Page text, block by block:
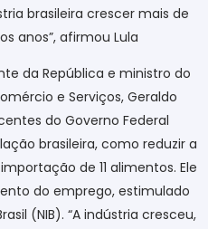
brasileira crescer mais de
anos”, afirmou Lula
da República e ministro do
e Serviços, Geraldo
do Governo Federal
brasileira, como reduzir a
de 11 alimentos. Ele
do emprego, estimulado
(NIB). “A indústria cresceu,